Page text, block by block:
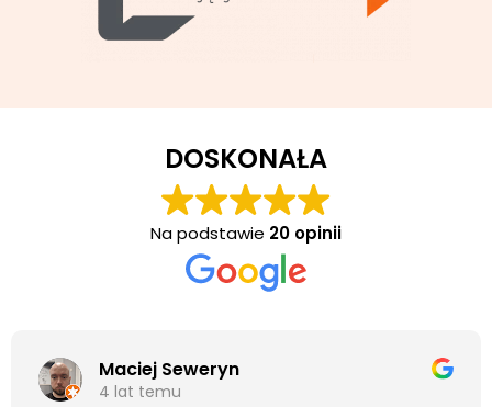
DOSKONAŁA
Na podstawie 20 opinii
Maciej Seweryn
4 lat temu